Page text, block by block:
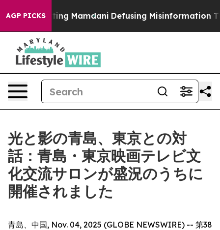
AGP PICKSMamdani Defusing Misinformation Through
光と影の青島、東京との対
話：青島・東京映画テレビ文
化交流サロンが盛況のうちに
開催されました
青島、中国, Nov. 04, 2025 (GLOBE NEWSWIRE) -- 第38